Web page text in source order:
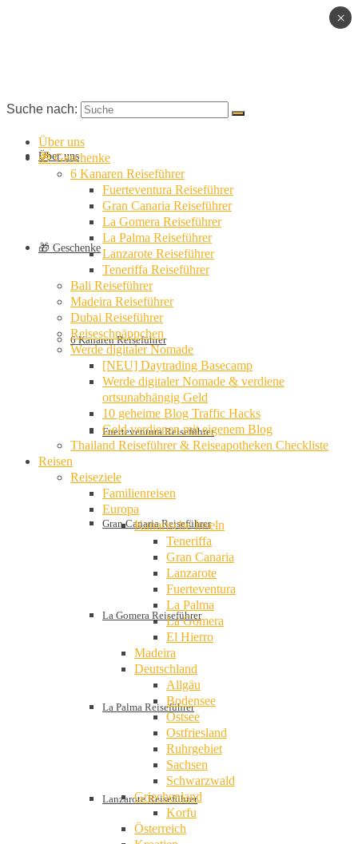
Über uns
🎁 Geschenke
6 Kanaren Reiseführer
Fuerteventura Reiseführer
Gran Canaria Reiseführer
La Gomera Reiseführer
La Palma Reiseführer
Lanzarote Reiseführer
Suche nach:
Über uns
🎁 Geschenke
6 Kanaren Reiseführer
Fuerteventura Reiseführer
Gran Canaria Reiseführer
La Gomera Reiseführer
La Palma Reiseführer
Lanzarote Reiseführer
Teneriffa Reiseführer
Bali Reiseführer
Madeira Reiseführer
Dubai Reiseführer
Reiseschnäppchen
Werde digitaler Nomade
[NEU] Daytrading Basecamp
Werde digitaler Nomade & verdiene
ortsunabhängig Geld
10 geheime Blog Traffic Hacks
Geld verdienen mit eigenem Blog
Thailand Reiseführer & Reiseapotheken Checkliste
Reisen
Reiseziele
Familienreisen
Europa
Kanarische Inseln
Teneriffa
Gran Canaria
Lanzarote
Fuerteventura
La Palma
La Gomera
El Hierro
Madeira
Deutschland
Allgäu
Bodensee
Ostsee
Ostfriesland
Ruhrgebiet
Sachsen
Schwarzwald
Griechenland
Korfu
Österreich
×